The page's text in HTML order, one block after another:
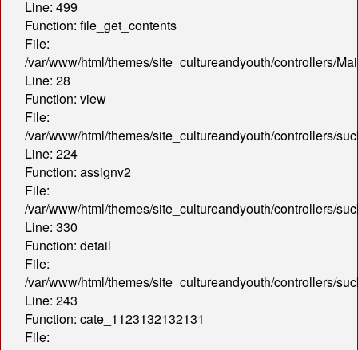
Line: 499
Function: file_get_contents
File:
/var/www/html/themes/site_cultureandyouth/controllers/
Line: 28
Function: view
File:
/var/www/html/themes/site_cultureandyouth/controllers/
Line: 224
Function: assignv2
File:
/var/www/html/themes/site_cultureandyouth/controllers/
Line: 330
Function: detail
File:
/var/www/html/themes/site_cultureandyouth/controllers/
Line: 243
Function: cate_1123132132131
File: